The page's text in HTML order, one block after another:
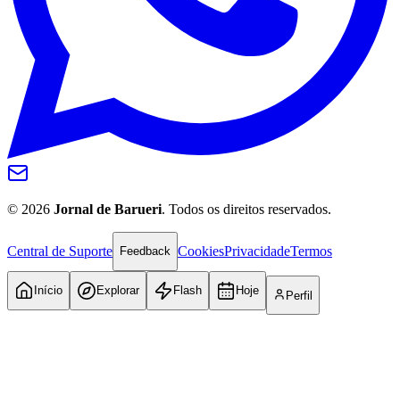
Grêmio
© 2026 Jornal de Barueri. Todos os direitos reservados.
Central de Suporte Feedback CookiesPrivacidadeTermos
Início Explorar Flash Hoje Perfil